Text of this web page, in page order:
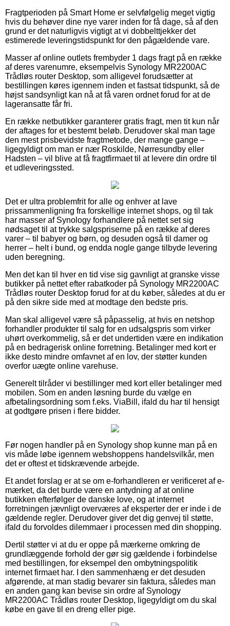
Fragtperioden på Smart Home er selvfølgelig meget vigtig
hvis du behøver dine nye varer inden for få dage, så af den
grund er det naturligvis vigtigt at vi dobbelttjekker det
estimerede leveringstidspunkt for den pågældende vare.
Masser af online outlets frembyder 1 dags fragt på en række
af deres varenumre, eksempelvis Synology MR2200AC
Trådløs router Desktop, som alligevel forudsætter at
bestillingen køres igennem inden et fastsat tidspunkt, så de
højst sandsynligt kan nå at få varen ordnet forud for at de
lageransatte får fri.
En række netbutikker garanterer gratis fragt, men tit kun når
der aftages for et bestemt beløb. Derudover skal man tage
den mest prisbevidste fragtmetode, der mange gange –
ligegyldigt om man er nær Roskilde, Nørresundby eller
Hadsten – vil blive at få fragtfirmaet til at levere din ordre til
et udleveringssted.
Det er ultra problemfrit for alle og enhver at lave
prissammenligning fra forskellige internet shops, og til tak
har masser af Synology forhandlere på nettet set sig
nødsaget til at trykke salgspriserne på en række af deres
varer – til babyer og børn, og desuden også til damer og
herrer – helt i bund, og endda nogle gange tilbyde levering
uden beregning.
Men det kan til hver en tid vise sig gavnligt at granske visse
butikker på nettet efter rabatkoder på Synology MR2200AC
Trådløs router Desktop forud for at du køber, således at du er
på den sikre side med at modtage den bedste pris.
Man skal alligevel være så påpasselig, at hvis en netshop
forhandler produkter til salg for en udsalgspris som virker
uhørt overkommelig, så er det undertiden være en indikation
på en bedragerisk online forretning. Betalinger med kort er
ikke desto mindre omfavnet af en lov, der støtter kunden
overfor uægte online varehuse.
Generelt tilråder vi bestillinger med kort eller betalinger med
mobilen. Som en anden løsning burde du vælge en
afbetalingsordning som f.eks. ViaBill, ifald du har til hensigt
at godtgøre prisen i flere bidder.
Før nogen handler på en Synology shop kunne man på en
vis måde løbe igennem webshoppens handelsvilkår, men
det er oftest et tidskrævende arbejde.
Et andet forslag er at se om e-forhandleren er verificeret af e-
mærket, da det burde være en antydning af at online
butikken efterfølger de danske love, og at internet
forretningen jævnligt overværes af eksperter der er inde i de
gældende regler. Derudover giver det dig genvej til støtte,
ifald du forvoldes dilemmaer i processen med din shopping.
Dertil støtter vi at du er oppe på mærkerne omkring de
grundlæggende forhold der gør sig gældende i forbindelse
med bestillingen, for eksempel den ombytningspolitik
internet firmaet har. I den sammenhæng er det desuden
afgørende, at man stadig bevarer sin faktura, således man
en anden gang kan bevise sin ordre af Synology
MR2200AC Trådløs router Desktop, ligegyldigt om du skal
købe en gave til en dreng eller pige.